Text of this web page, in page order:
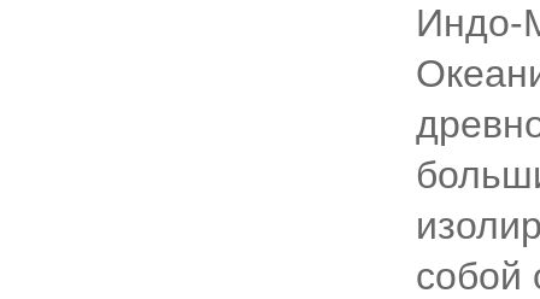
Индо-
собой